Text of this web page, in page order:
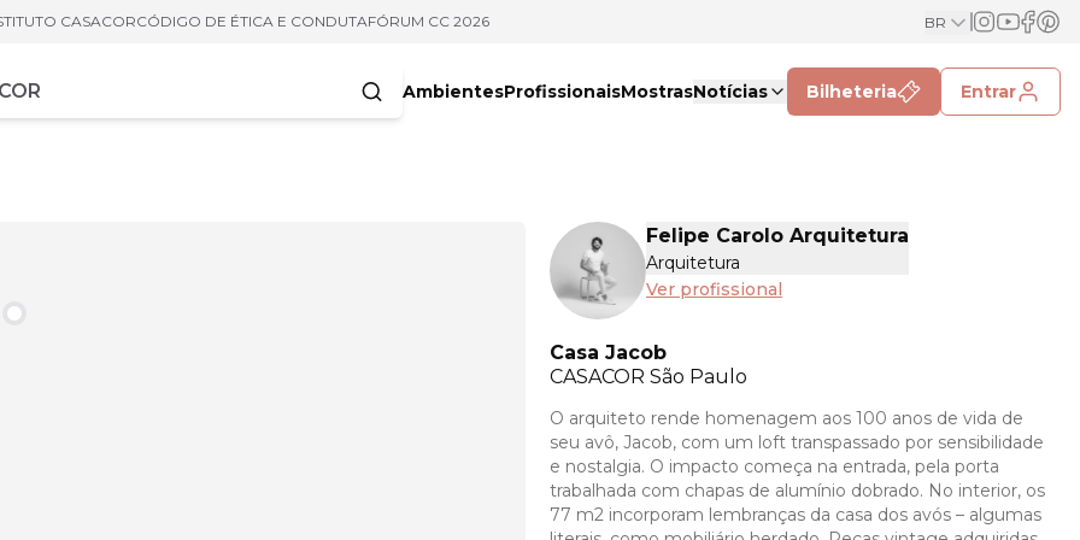
CASACORCÓDIGO DE ÉTICA E CONDUTAFÓRUM CC 2026 BR
AmbientesProfissionaisMostrasNotícias Bilheteria Entrar
Felipe Carolo Arquitetura
Arquitetura
Ver profissional
Casa Jacob
CASACOR São Paulo
O arquiteto rende homenagem aos 100 anos de vida de
seu avô, Jacob, com um loft transpassado por sensibilidade
e nostalgia. O impacto começa na entrada, pela porta
trabalhada com chapas de alumínio dobrado. No interior, os
77 m2 incorporam lembranças da casa dos avós – algumas